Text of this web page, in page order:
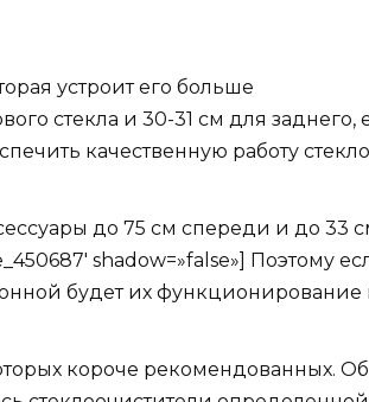
устроит его больше
стекла и 30-31 см для заднего,
качественную работу
до 75 см спереди и до 33
shadow=»false»] Поэтому
будет их функционирование
короче рекомендованных.